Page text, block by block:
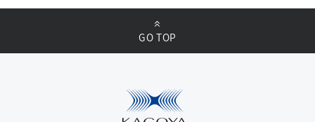
GO TOP